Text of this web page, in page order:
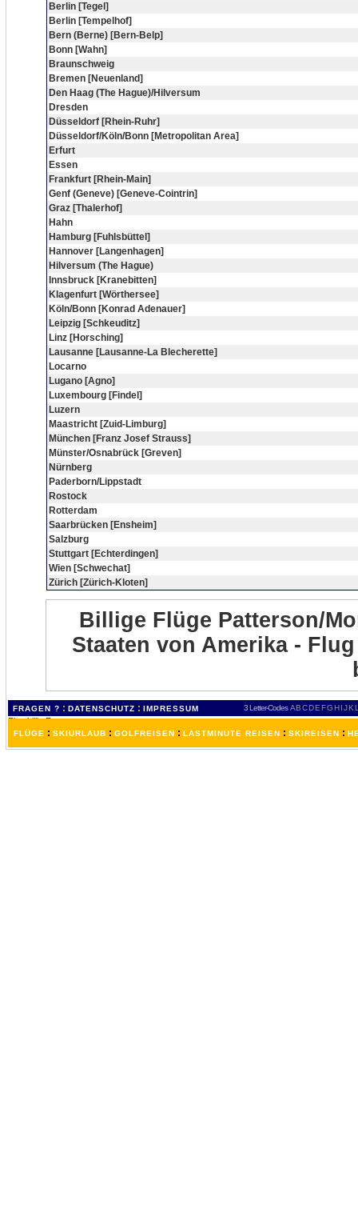
Berlin [Tegel]
Berlin [Tempelhof]
Bern (Berne) [Bern-Belp]
Bonn [Wahn]
Braunschweig
Bremen [Neuenland]
Den Haag (The Hague)/Hilversum
Dresden
Düsseldorf [Rhein-Ruhr]
Düsseldorf/Köln/Bonn [Metropolitan Area]
Erfurt
Essen
Frankfurt [Rhein-Main]
Genf (Geneve) [Geneve-Cointrin]
Graz [Thalerhof]
Hahn
Hamburg [Fuhlsbüttel]
Hannover [Langenhagen]
Hilversum (The Hague)
Innsbruck [Kranebitten]
Klagenfurt [Wörthersee]
Köln/Bonn [Konrad Adenauer]
Leipzig [Schkeuditz]
Linz [Horsching]
Lausanne [Lausanne-La Blecherette]
Locarno
Lugano [Agno]
Luxembourg [Findel]
Luzern
Maastricht [Zuid-Limburg]
München [Franz Josef Strauss]
Münster/Osnabrück [Greven]
Nürnberg
Paderborn/Lippstadt
Rostock
Rotterdam
Saarbrücken [Ensheim]
Salzburg
Stuttgart [Echterdingen]
Wien [Schwechat]
Zürich [Zürich-Kloten]
Billige Flüge Patterson/
Staaten von Amerika -
FRAGEN ? : DATENSCHUTZ : IMPRESSUM 3 Letter-Codes ABCDEFGH IJKL
FLÜGE : SKIURLAUB : GOLFREISEN : LASTMINUTE REISEN : SKIREISEN :